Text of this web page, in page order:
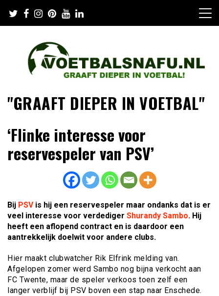
content
"GRAAFT DIEPER IN VOETBAL"
‘Flinke interesse voor
reservespeler van PSV’
Bij PSVis hij een reservespeler maar ondanks dat is er
veel interesse voor verdediger Shurandy Sambo. Hij
heeft een aflopend contract en is daardoor een
aantrekkelijk doelwit voor andere clubs.
Hier maakt clubwatcher Rik Elfrink melding van.
Afgelopen zomer werd Sambo nog bijna verkocht aan
FC Twente, maar de speler verkoos toen zelf een
langer verblijf bij PSV boven een stap naar Enschede.